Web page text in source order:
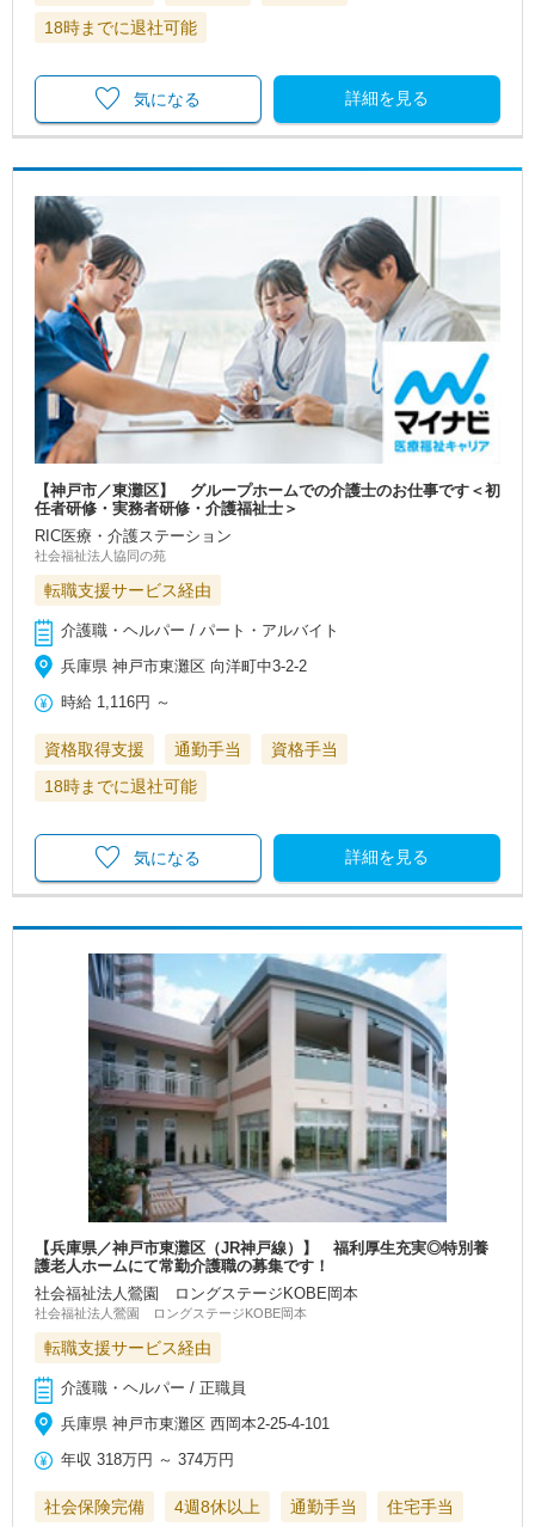
18時までに退社可能
詳細を見る
気になる
【神戸市／東灘区】 グループホームでの介護士のお仕事です＜初
任者研修・実務者研修・介護福祉士＞
RIC医療・介護ステーション
社会福祉法人協同の苑
転職支援サービス経由
介護職・ヘルパー / パート・アルバイト
兵庫県 神戸市東灘区 向洋町中3-2-2
時給 1,116円 ～
資格取得支援 通勤手当
資格手当
18時までに退社可能
詳細を見る
気になる
【兵庫県／神戸市東灘区（JR神戸線）】 福利厚生充実◎特別養
護老人ホームにて常勤介護職の募集です！
社会福祉法人鶯園 ロングステージKOBE岡本
社会福祉法人鶯園 ロングステージKOBE岡本
転職支援サービス経由
介護職・ヘルパー / 正職員
兵庫県 神戸市東灘区 西岡本2-25-4-101
年収 318万円 ～374万円
社会保険完備 4週8休以上 通勤手当
住宅手当